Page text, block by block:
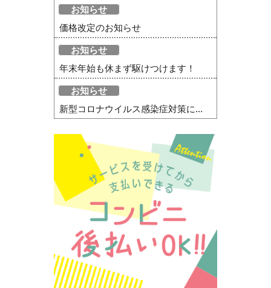
お知らせ
価格改定のお知らせ
お知らせ
年末年始も休まず駆けつけます！
お知らせ
新型コロナウイルス感染症対策に...